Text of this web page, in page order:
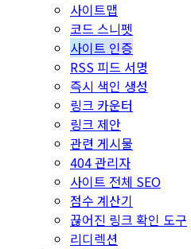
사이트맵
코드 스니펫
사이트 인증
RSS 피드 서명
즉시 색인 생성
링크 카운터
링크 제안
관련 게시물
404 관리자
사이트 전체 SEO
점수 계산기
끊어진 링크 확인 도구
리디렉션